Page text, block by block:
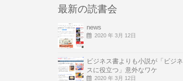
最新の読書会
news
2020 年 3月 12日
ビジネス書よりも小説が「ビジネ
スに役立つ」意外なワケ
2020 年 3月 12日